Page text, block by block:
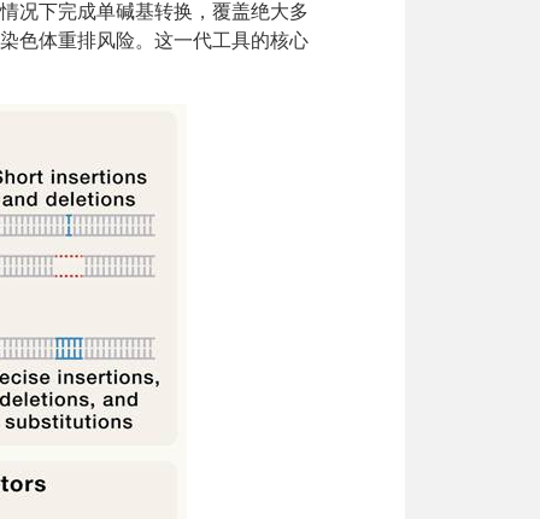
况下完成单碱基转换，覆盖绝大多
色体重排风险。这一代工具的核心